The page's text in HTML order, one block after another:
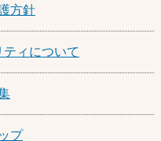
方針
ィについて
プ